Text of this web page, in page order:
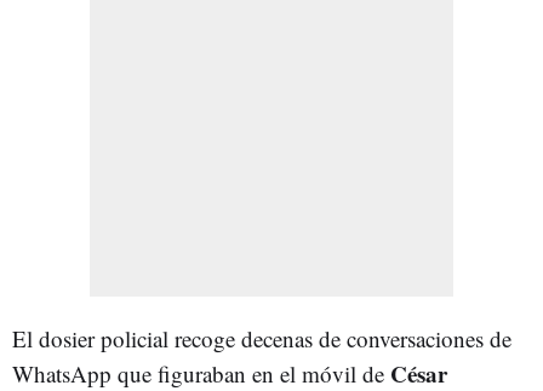
El dosier policial recoge decenas de conversaciones de
WhatsApp que figuraban en el móvil de César